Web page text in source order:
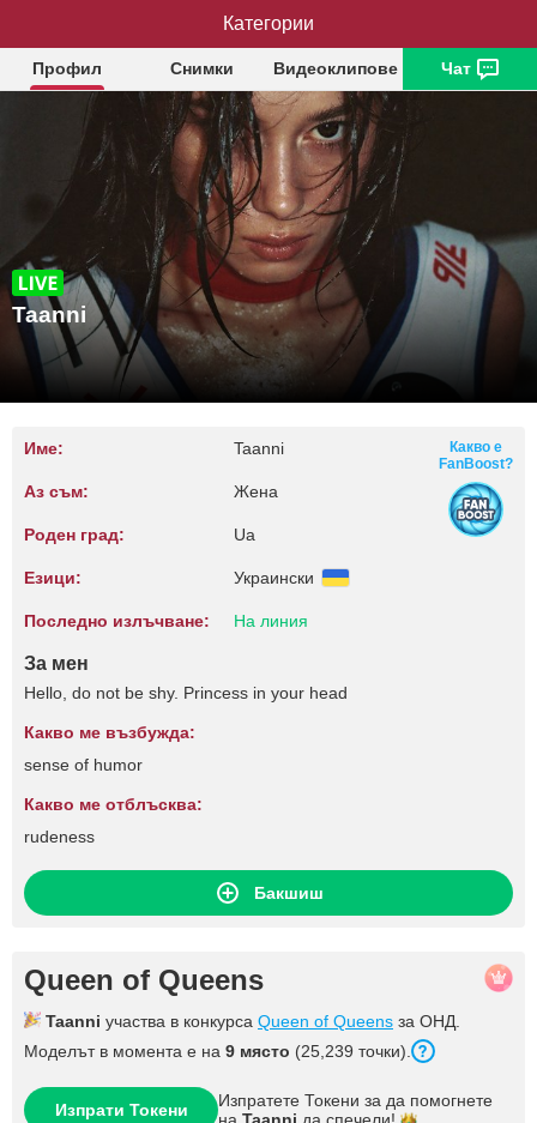
Taanni
Профил Снимки Видеоклипове Чат
Taanni
Име: Taanni
Аз съм: Жена
Роден град: Ua
Езици: Украински
Последно излъчване: На линия
Какво е
FanBoost?
За мен
Hello, do not be shy. Princess in your head
Какво ме възбужда:
sense of humor
Какво ме отблъсква:
rudeness
Бакшиш
Queen of Queens
Taanni участва в конкурса Queen of Queens за ОНД.
Моделът в момента е на 9 място (25,239 точки).
Изпрати Токени
Изпратете Токени за да помогнете
Категории